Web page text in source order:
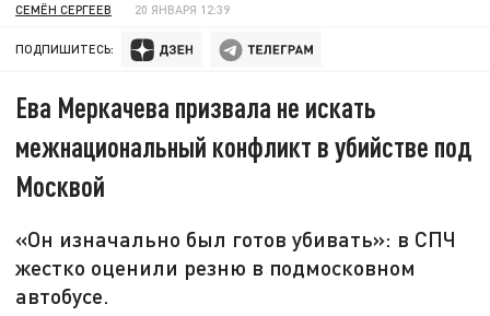
СЕМЁН СЕРГЕЕВ 20 ЯНВАРЯ 12:39
ПОДПИШИТЕСЬ:
Ева Меркачева призвала не искать
межнациональный конфликт в убийстве под
Москвой
«Он изначально был готов убивать»: в СПЧ
жестко оценили резню в подмосковном
автобусе.